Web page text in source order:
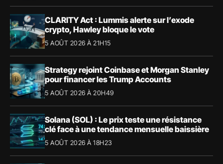
CLARITY Act : Lummis alerte sur l’exode
crypto, Hawley bloque le vote
5 AOÛT 2026 À 21H15
Strategy rejoint Coinbase et Morgan Stanley
pour financer les Trump Accounts
5 AOÛT 2026 À 20H49
Solana (SOL) : Le prix teste une résistance
clé face à une tendance mensuelle baissière
5 AOÛT 2026 À 18H23